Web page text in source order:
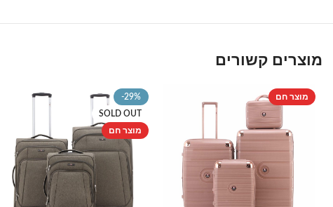
מוצרים קשורים
מוצר חם
-29%
SOLD OUT
מוצר חם